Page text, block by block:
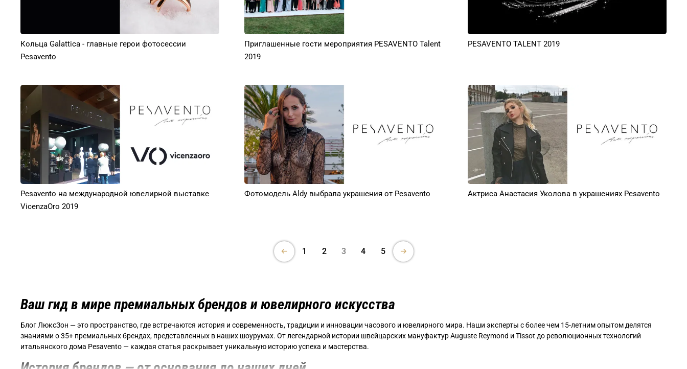
Кольца Galattica - главные герои фотосессии
Pesavento
Приглашенные гости мероприятия PESAVENTO Talent
2019
PESAVENTO TALENT 2019
Pesavento на международной ювелирной выставке
VicenzaOro 2019
Фотомодель Aldy выбрала украшения от Pesavento Актриса Анастасия Уколова в украшениях Pesavento
1 2 3 4 5
Ваш гид в мире премиальных брендов и ювелирного искусства
Блог ЛюксЗон — это пространство, где встречаются история и современность, традиции и инновации часового и ювелирного мира. Наши эксперты с более чем 15-летним опытом делятся
знаниями о 35+ премиальных брендах, представленных в наших шоурумах. От легендарной истории швейцарских мануфактур Auguste Reymond и Tissot до революционных технологий
итальянского дома Pesavento — каждая статья раскрывает уникальную историю успеха и мастерства.